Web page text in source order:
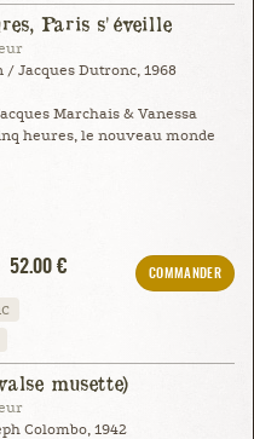
Paris s'éveille
/ Jacques Dutronc, 1968
Marchais & Vanessa
heures, le nouveau monde
52.00 €
COMMANDER
musette)
Colombo, 1942